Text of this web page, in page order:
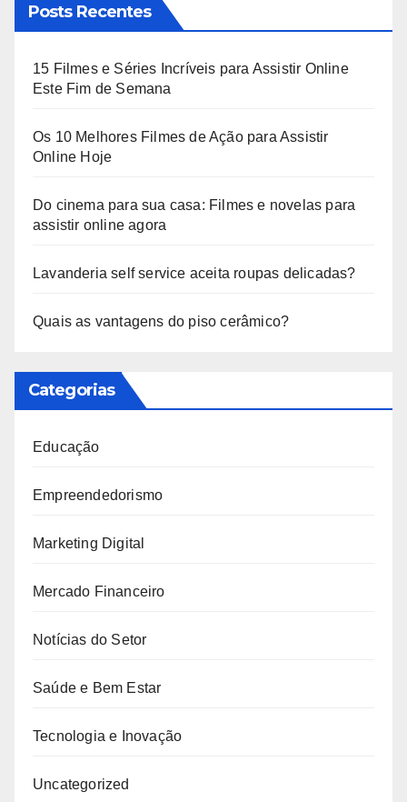
Posts Recentes
15 Filmes e Séries Incríveis para Assistir Online
Este Fim de Semana
Os 10 Melhores Filmes de Ação para Assistir
Online Hoje
Do cinema para sua casa: Filmes e novelas para
assistir online agora
Lavanderia self service aceita roupas delicadas?
Quais as vantagens do piso cerâmico?
Categorias
Educação
Empreendedorismo
Marketing Digital
Mercado Financeiro
Notícias do Setor
Saúde e Bem Estar
Tecnologia e Inovação
Uncategorized